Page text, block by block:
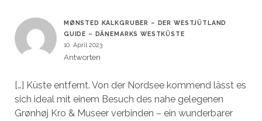
MØNSTED KALKGRUBER – DER WESTJÜTLAND
GUIDE – DÄNEMARKS WESTKÜSTE
10. April 2023
Antworten
[…] Küste entfernt. Von der Nordsee kommend lässt es
sich ideal mit einem Besuch des nahe gelegenen
Grønhøj Kro & Museer verbinden – ein wunderbarer